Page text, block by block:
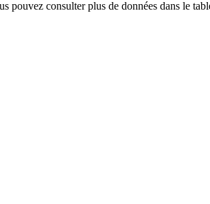
consulter plus de données dans le